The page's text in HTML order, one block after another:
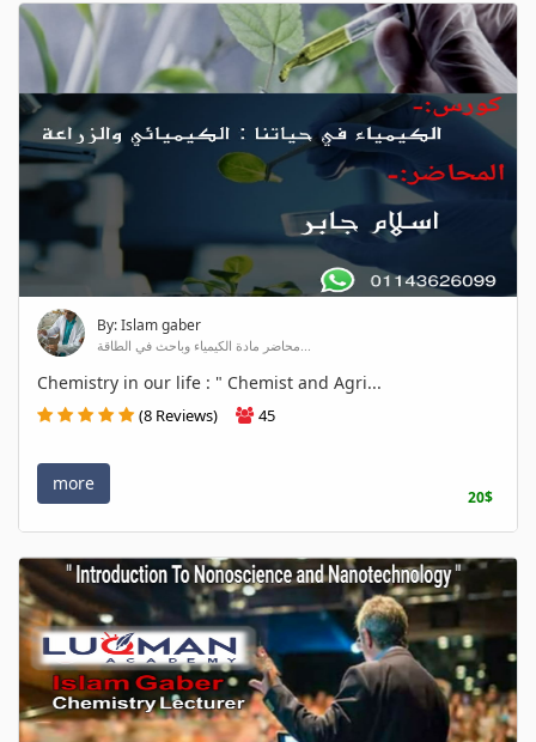
By: Islam gaber
محاضر مادة الكيمياء وباحث في الطاقة...
Chemistry in our life : " Chemist and Agri...
(8 Reviews) 45
more
20$